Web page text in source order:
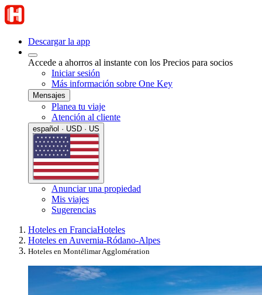
Descargar la app
Accede a ahorros al instante con los Precios para socios
Iniciar sesión
Más información sobre One Key
Mensajes
Planea tu viaje
Atención al cliente
español · USD · US
Anunciar una propiedad
Mis viajes
Sugerencias
Hoteles en FranciaHoteles
Hoteles en Auvernia-Ródano-Alpes
Hoteles en Montélimar Agglomération